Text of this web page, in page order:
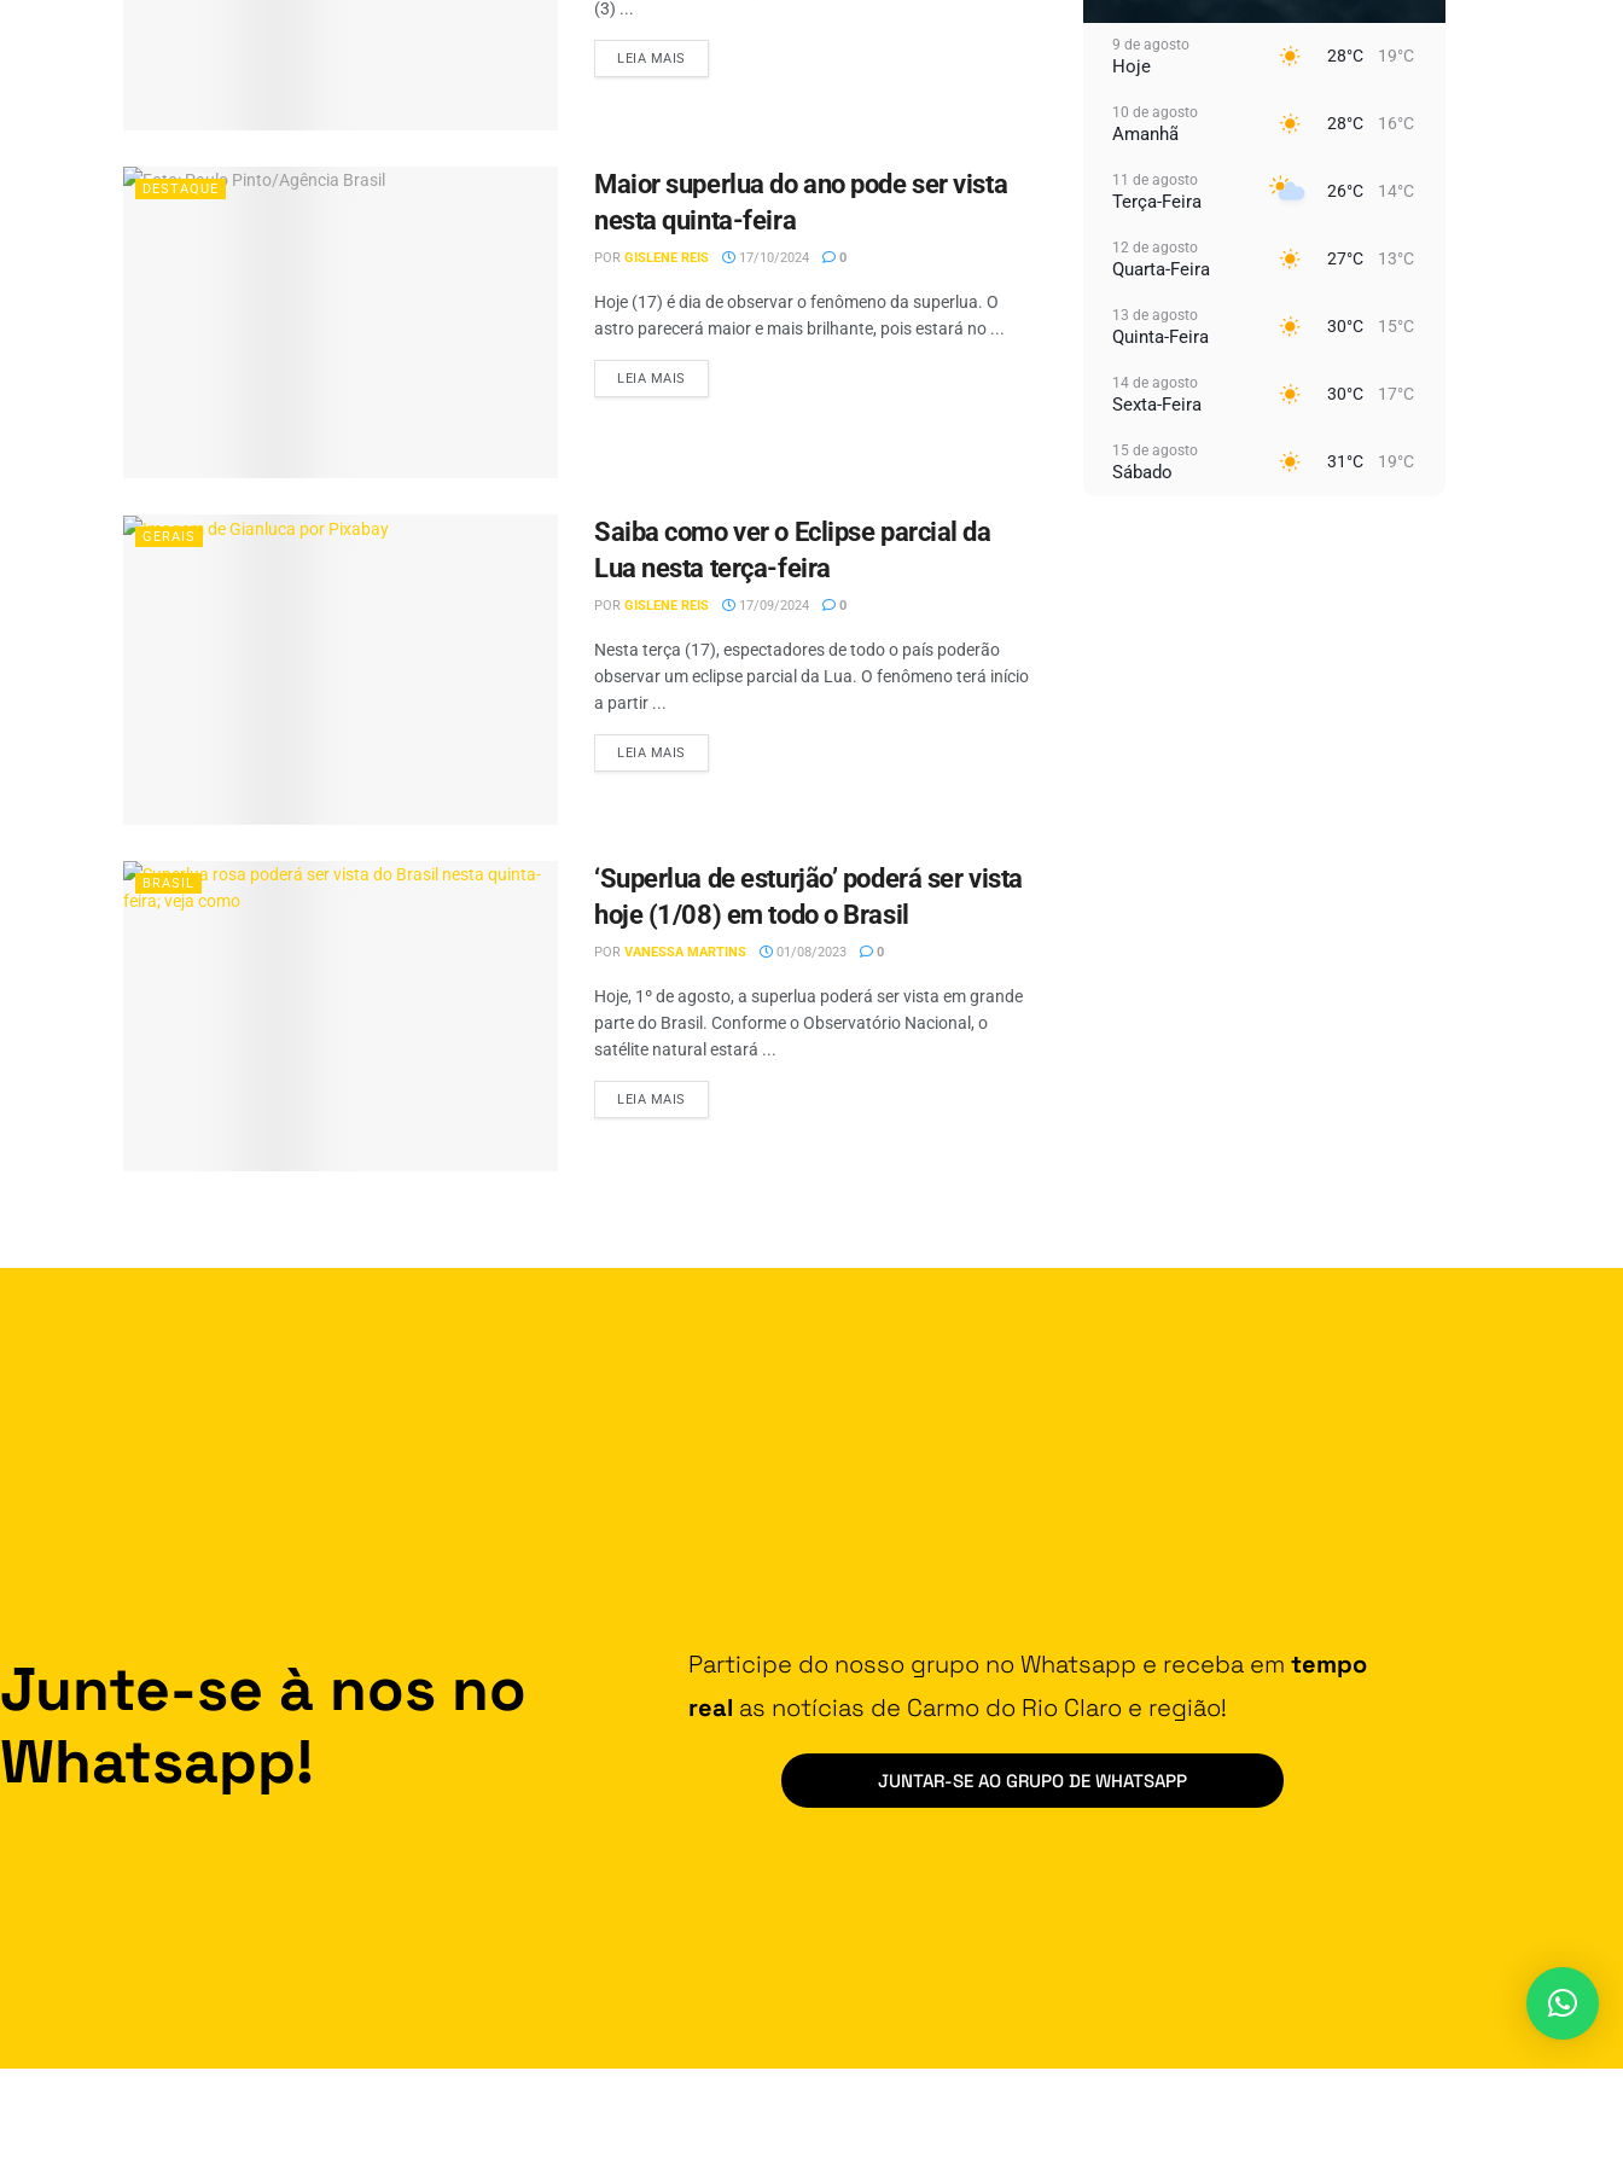
(3) ...
LEIA MAIS
DESTAQUE
Maior superlua do ano pode ser vista
nesta quinta-feira
POR GISLENE REIS 17/10/2024 0
Hoje (17) é dia de observar o fenômeno da superlua. O
astro parecerá maior e mais brilhante, pois estará no ...
LEIA MAIS
GERAIS
Saiba como ver o Eclipse parcial da
Lua nesta terça-feira
POR GISLENE REIS 17/09/2024 0
Nesta terça (17), espectadores de todo o país poderão
observar um eclipse parcial da Lua. O fenômeno terá início
a partir ...
LEIA MAIS
BRASIL
‘Superlua de esturjão’ poderá ser vista
hoje (1/08) em todo o Brasil
POR VANESSA MARTINS 01/08/2023 0
Hoje, 1º de agosto, a superlua poderá ser vista em grande
parte do Brasil. Conforme o Observatório Nacional, o
satélite natural estará ...
LEIA MAIS
9 de agosto
Hoje 28°C 19°C
10 de agosto
Amanhã 28°C 16°C
11 de agosto
Terça-Feira 26°C 14°C
12 de agosto
Quarta-Feira 27°C 13°C
13 de agosto
Quinta-Feira 30°C 15°C
14 de agosto
Sexta-Feira 30°C 17°C
15 de agosto
Sábado 31°C 19°C
Junte-se à nos no
Whatsapp!
Participe do nosso grupo no Whatsapp e receba em tempo
real as notícias de Carmo do Rio Claro e região!
JUNTAR-SE AO GRUPO DE WHATSAPP